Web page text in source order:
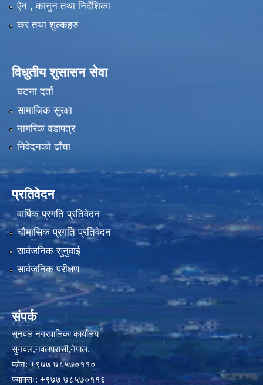
ऐन , कानुन तथा निर्देशिका
कर तथा शुल्कहरु
विधुतीय शुसासन सेवा
घटना दर्ता
सामाजिक सुरक्षा
नागरिक वडापत्र
निवेदनको ढाँचा
प्रतिवेदन
वार्षिक प्रगति प्रतिवेदन
चौमासिक प्रगति प्रतिवेदन
सार्वजनिक सुनुवाई
सार्वजनिक परीक्षण
संपर्क
सुनवल नगरपालिका कार्यालय
सुनवल,नवलपरासी,नेपाल.
फोन: +९७७ ७८५७०११०
फ्याक्सः: +९७७ ७८५७०११६